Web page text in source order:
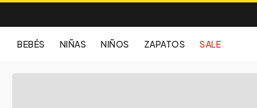
BEBÉS NIÑAS NIÑOS ZAPATOS SALE